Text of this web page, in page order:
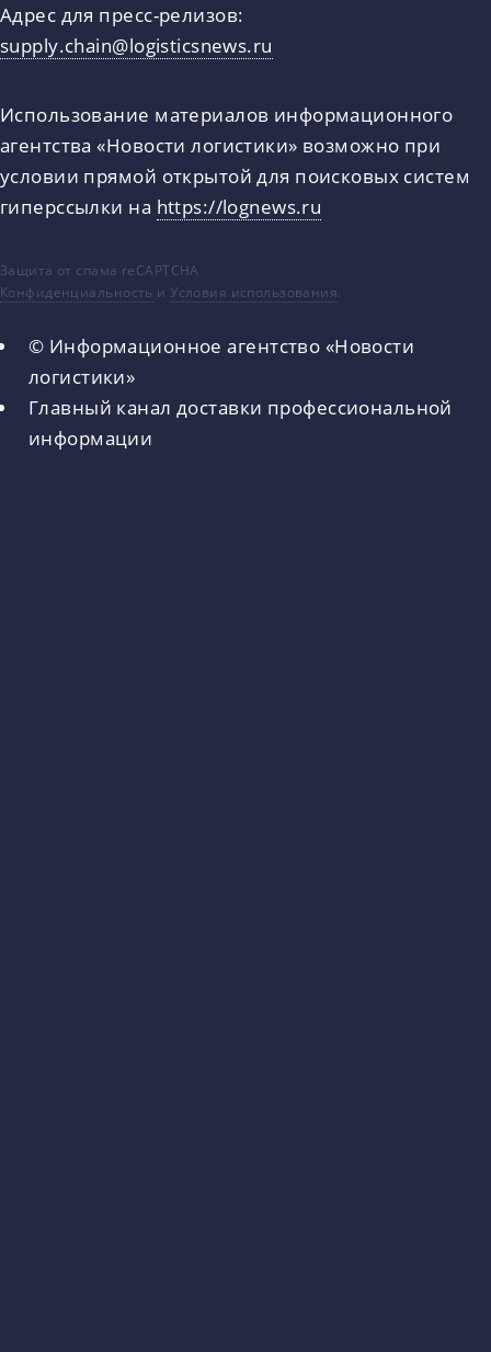
Адрес для пресс-релизов:
supply.chain@logisticsnews.ru
Использование материалов информационного
агентства «Новости логистики» возможно при
условии прямой открытой для поисковых систем
гиперссылки на https://lognews.ru
Защита от спама reCAPTCHA
Конфиденциальность иУсловия использования.
© Информационное агентство «Новости
логистики»
Главный канал доставки профессиональной
информации